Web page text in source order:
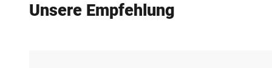
Unsere Empfehlung